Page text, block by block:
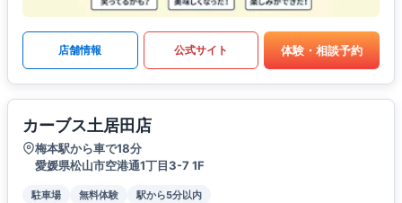
店舗情報 公式サイト 体験・相談予約
カーブス土居田店
梅本駅から車で18分
愛媛県松山市空港通1丁目3-7 1F
駐車場 無料体験 駅から5分以内